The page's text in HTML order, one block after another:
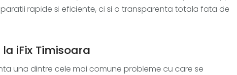
rapide si eficiente, ci si o transparenta totala fata de
iFix Timisoara
una dintre cele mai comune probleme cu care se